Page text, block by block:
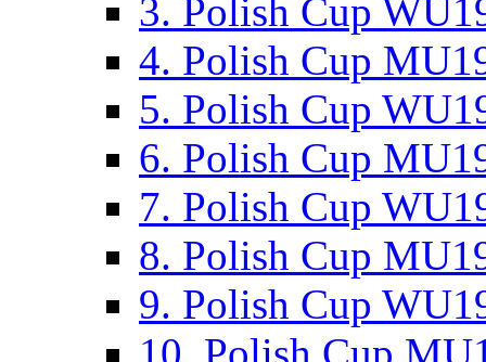
3. Polish Cup
4. Polish Cup
5. Polish Cup
6. Polish Cup
7. Polish Cup
8. Polish Cup
9. Polish Cup
10. Polish Cup